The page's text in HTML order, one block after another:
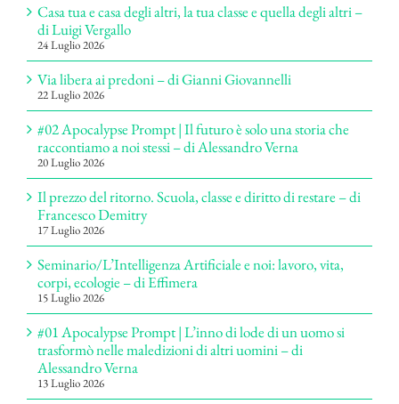
Casa tua e casa degli altri, la tua classe e quella degli altri –
di Luigi Vergallo
24 Luglio 2026
Via libera ai predoni – di Gianni Giovannelli
22 Luglio 2026
#02 Apocalypse Prompt | Il futuro è solo una storia che
raccontiamo a noi stessi – di Alessandro Verna
20 Luglio 2026
Il prezzo del ritorno. Scuola, classe e diritto di restare – di
Francesco Demitry
17 Luglio 2026
Seminario/L’Intelligenza Artificiale e noi: lavoro, vita,
corpi, ecologie – di Effimera
15 Luglio 2026
#01 Apocalypse Prompt | L’inno di lode di un uomo si
trasformò nelle maledizioni di altri uomini – di
Alessandro Verna
13 Luglio 2026